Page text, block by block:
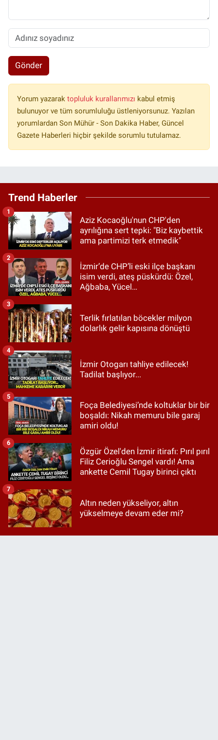
Gönder
Yorum yazarak topluluk kurallarımızı kabul etmiş
bulunuyor ve tüm sorumluluğu üstleniyorsunuz. Yazılan
yorumlardan Son Mühür - Son Dakika Haber, Güncel
Gazete Haberleri hiçbir şekilde sorumlu tutulamaz.
Trend Haberler
Aziz Kocaoğlu'nun CHP'den
ayrılığına sert tepki: "Biz kaybettik
ama partimizi terk etmedik"
1
İzmir’de CHP’li eski ilçe başkanı
isim verdi, ateş püskürdü: Özel,
Ağbaba, Yücel…
2
Terlik fırlatılan böcekler milyon
dolarlık gelir kapısına dönüştü
3
İzmir Otogarı tahliye edilecek!
Tadilat başlıyor...
4
Foça Belediyesi’nde koltuklar bir bir
boşaldı: Nikah memuru bile garaj
amiri oldu!
5
Özgür Özel'den İzmir itirafı: Pırıl pırıl
Filiz Cerioğlu Sengel vardı! Ama
ankette Cemil Tugay birinci çıktı
6
Altın neden yükseliyor, altın
yükselmeye devam eder mi?
7